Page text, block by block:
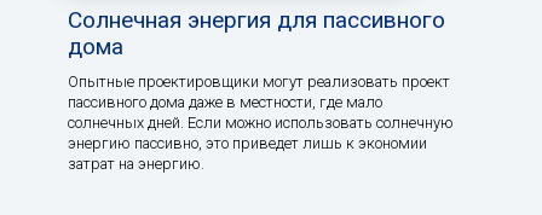
Солнечная энергия для пассивного
дома
Опытные проектировщики могут реализовать проект
пассивного дома даже в местности, где мало
солнечных дней. Если можно использовать солнечную
энергию пассивно, это приведет лишь к экономии
затрат на энергию.